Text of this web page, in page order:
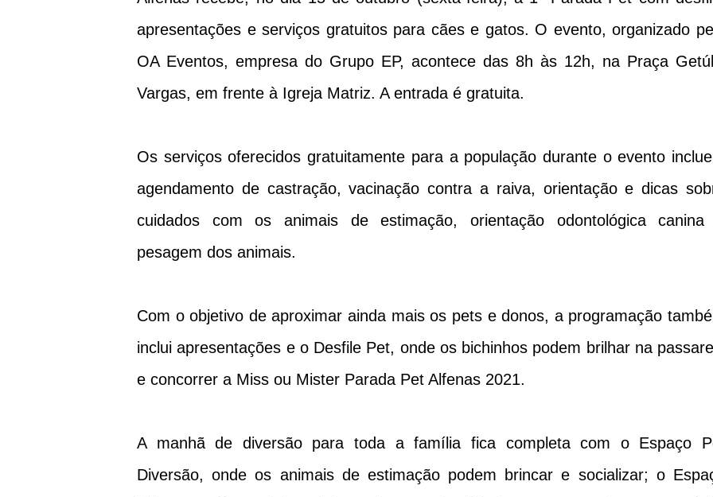
apresentações e serviços gratuitos para cães e gatos. O evento, organizado
OA Eventos, empresa do Grupo EP, acontece das 8h às 12h, na Praça
Vargas, em frente à Igreja Matriz. A entrada é gratuita.
Os serviços oferecidos gratuitamente para a população durante o evento
agendamento de castração, vacinação contra a raiva, orientação e dicas
cuidados com os animais de estimação, orientação odontológica
pesagem dos animais.
Com o objetivo de aproximar ainda mais os pets e donos, a programação
inclui apresentações e o Desfile Pet, onde os bichinhos podem brilhar na
e concorrer a Miss ou Mister Parada Pet Alfenas 2021.
A manhã de diversão para toda a família fica completa com o Espaço
Diversão, onde os animais de estimação podem brincar e socializar; o